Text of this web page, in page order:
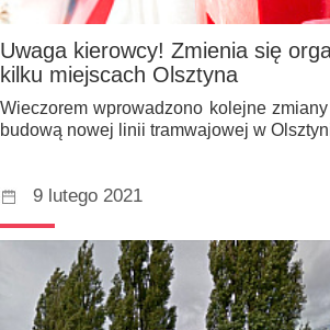
Uwaga kierowcy! Zmienia się
kilku miejscach Olsztyna
Wieczorem wprowadzono kolejne
budową nowej linii tramwajowej w
9 lutego 2021